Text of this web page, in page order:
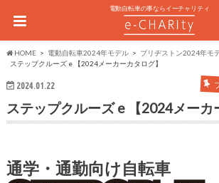
電動自転車の事ならイーチャリティ
HOME 電動自転車2024年モデル
ブリヂストン2024年モ
ステップクルーズ e 【2024メーカーカタログ】
2024.01.22
ステップクルーズ e 【2024メーカ
通学・通勤向け自転車